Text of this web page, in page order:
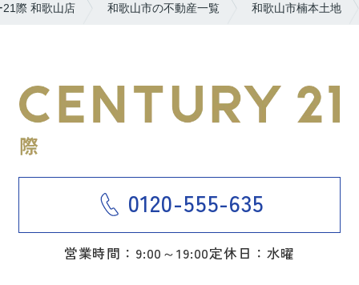
際 和歌山店 和歌山市の不動産一覧 和歌山市楠本土地
0120-555-635
営業時間：9:00～19:00定休日：水曜